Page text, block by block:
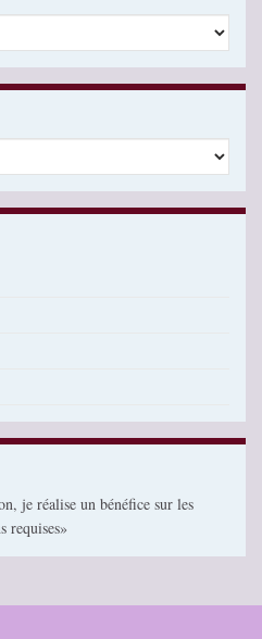
je réalise un bénéfice sur les
requises»